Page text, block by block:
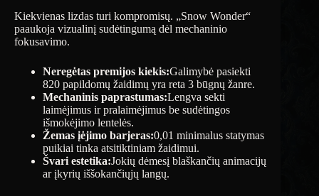
Kiekvienas lizdas turi kompromisų. „Snow Wonder“
paaukoja vizualinį sudėtingumą dėl mechaninio
fokusavimo.
Neregėtas premijos kiekis:Galimybė pasiekti
820 papildomų žaidimų yra reta 3 būgnų žanre.
Mechaninis paprastumas:Lengva sekti
laimėjimus ir pralaimėjimus be sudėtingos
išmokėjimo lentelės.
Žemas įėjimo barjeras:0,01 minimalus statymas
puikiai tinka atsitiktiniam žaidimui.
Švari estetika:Jokių dėmesį blaškančių animacijų
ar įkyrių iššokančiųjų langų.